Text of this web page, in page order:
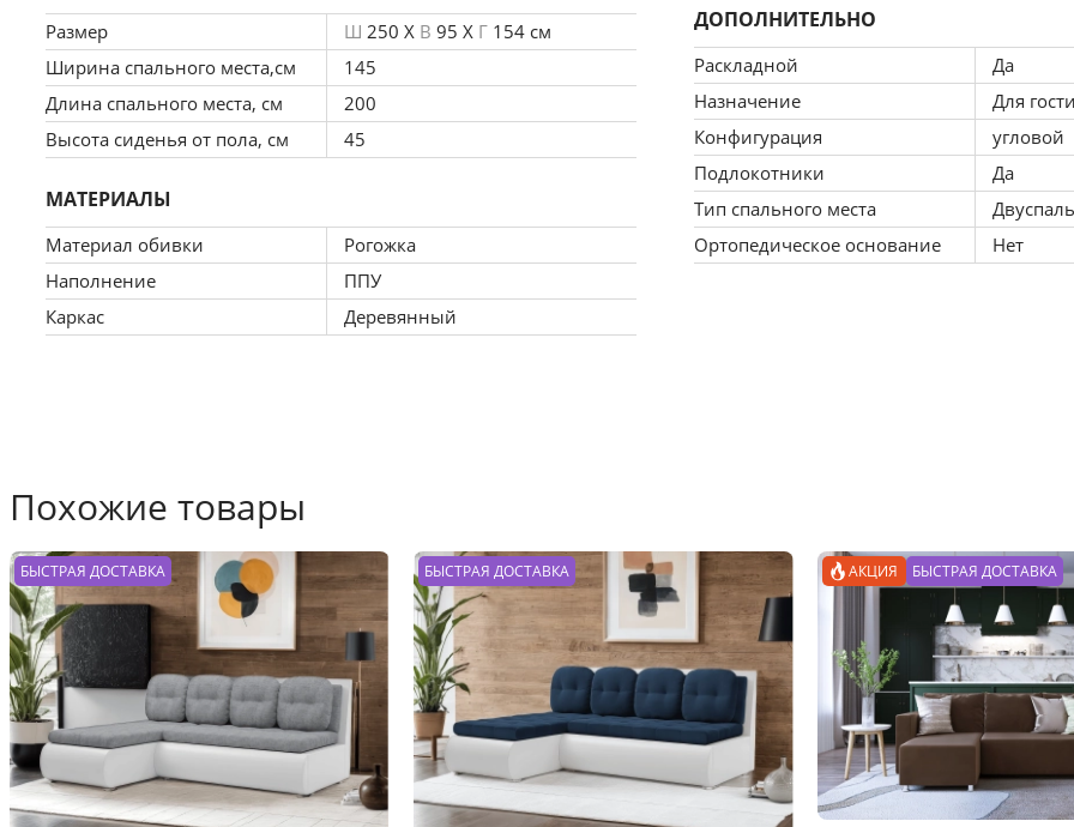
Объем, 2 м3
Вес, кг 80.
Размер Ш 250 X В 95 X Г 154 см
Ширина спального места,см
145
Длина спального места, см
200
Высота сиденья от пола, см
45
МАТЕРИАЛЫ
Материал обивки
Рогожка
Наполнение
ППУ
Каркас
Деревянный
ДОПОЛНИТЕЛЬНО
Раскладной
Да
Назначение
Для
Конфигурация
угловой
Подлокотники
Да
Тип спального места
Ортопедическое основание
Нет
Похожие товары
БЫСТРАЯ ДОСТАВКА БЫСТРАЯ ДОСТАВКА АКЦИЯ БЫСТРАЯ ДОСТАВКА